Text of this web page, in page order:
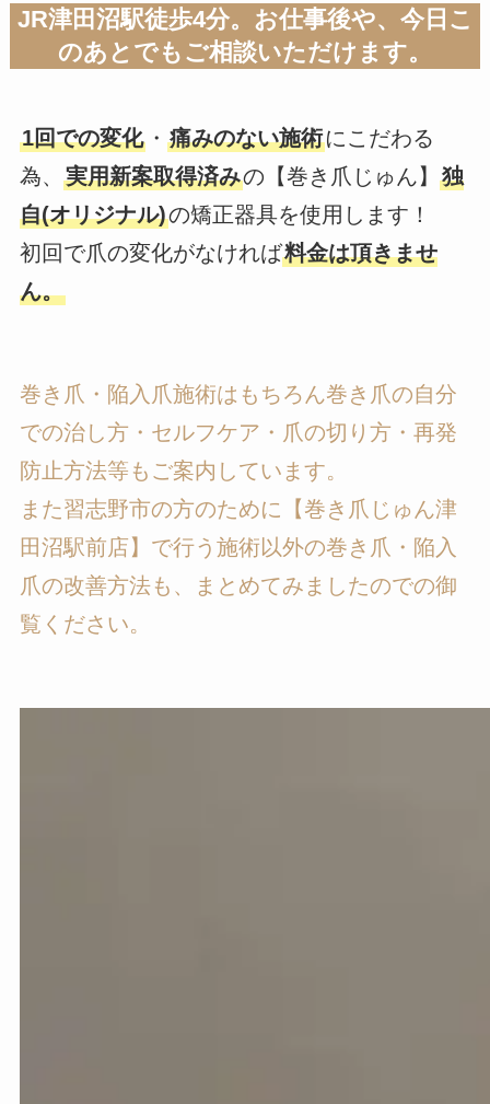
JR津田沼駅徒歩4分。お仕事後や、今日こ
のあとでもご相談いただけます。
1回での変化・ 痛みのない施術にこだわる
為、 実用新案取得済みの【巻き爪じゅん】 独
自(オリジナル)の矯正器具を使用します！
初回で爪の変化がなければ料金は頂きませ
ん。
巻き爪・陥入爪施術はもちろん巻き爪の自分
での治し方・セルフケア・爪の切り方・再発
防止方法等もご案内しています。
また習志野市の方のために【巻き爪じゅん津
田沼駅前店】で行う施術以外の巻き爪・陥入
爪の改善方法も、まとめてみましたのでの御
覧ください。